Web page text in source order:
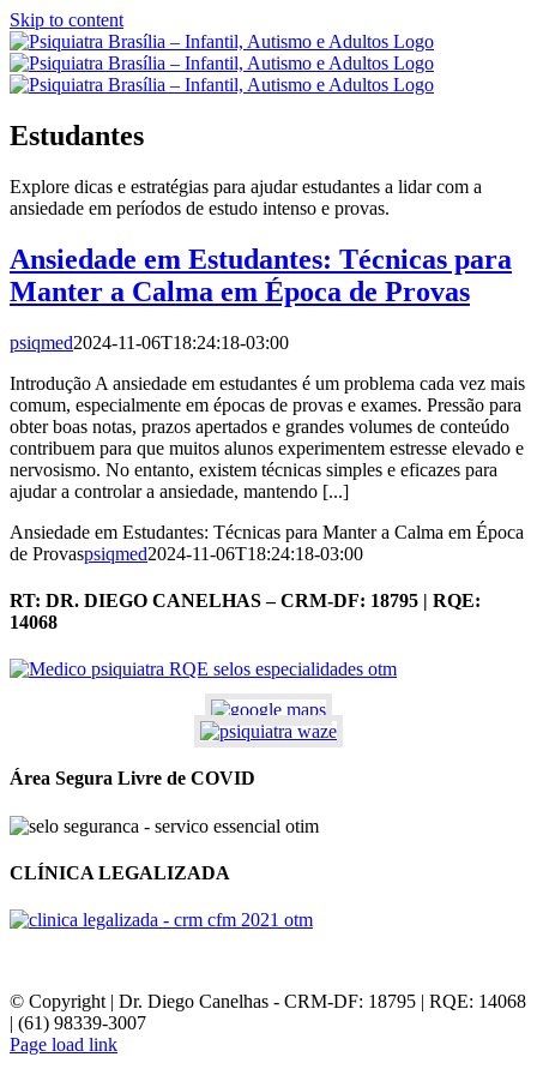
Skip to content
Estudantes
Explore dicas e estratégias para ajudar estudantes a lidar com a
ansiedade em períodos de estudo intenso e provas.
Ansiedade em Estudantes: Técnicas para
Manter a Calma em Época de Provas
psiqmed2024-11-06T18:24:18-03:00
Introdução A ansiedade em estudantes é um problema cada vez mais
comum, especialmente em épocas de provas e exames. Pressão para
obter boas notas, prazos apertados e grandes volumes de conteúdo
contribuem para que muitos alunos experimentem estresse elevado e
nervosismo. No entanto, existem técnicas simples e eficazes para
ajudar a controlar a ansiedade, mantendo [...]
Ansiedade em Estudantes: Técnicas para Manter a Calma em Época
de Provaspsiqmed2024-11-06T18:24:18-03:00
RT: DR. DIEGO CANELHAS – CRM-DF: 18795 | RQE:
14068
Área Segura Livre de COVID
CLÍNICA LEGALIZADA
© Copyright | Dr. Diego Canelhas - CRM-DF: 18795 | RQE: 14068
| (61) 98339-3007
Page load link